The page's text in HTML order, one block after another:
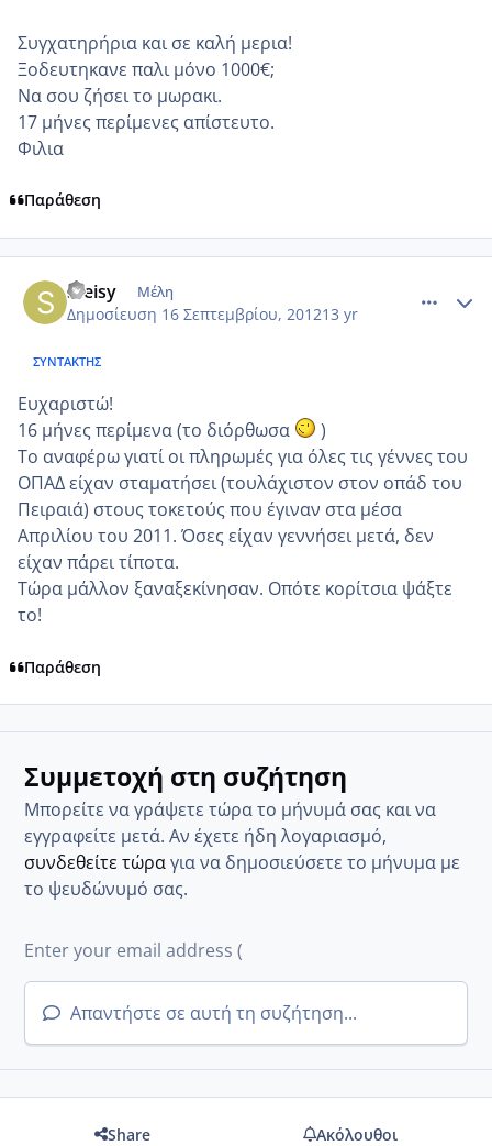
Συγχατηρήρια και σε καλή μερια!
Ξοδευτηκανε παλι μόνο 1000€;
Να σου ζήσει το μωρακι.
17 μήνες περίμενες απίστευτο.
Φιλια
Παράθεση
Steisy Μέλη
Δημοσίευση 16 Σεπτεμβρίου, 201213 yr
ΣΥΝΤΆΚΤΗΣ
Ευχαριστώ!
16 μήνες περίμενα (το διόρθωσα
)
Το αναφέρω γιατί οι πληρωμές για όλες τις γέννες του
ΟΠΑΔ είχαν σταματήσει (τουλάχιστον στον οπάδ του
Πειραιά) στους τοκετούς που έγιναν στα μέσα
Απριλίου του 2011. Όσες είχαν γεννήσει μετά, δεν
είχαν πάρει τίποτα.
Τώρα μάλλον ξαναξεκίνησαν. Οπότε κορίτσια ψάξτε
το!
Παράθεση
Συμμετοχή στη συζήτηση
Μπορείτε να γράψετε τώρα το μήνυμά σας και να
εγγραφείτε μετά. Αν έχετε ήδη λογαριασμό,
συνδεθείτε τώραγια να δημοσιεύσετε το μήνυμα με
το ψευδώνυμό σας.
Απαντήστε σε αυτή τη συζήτηση...
Share Ακόλουθοι